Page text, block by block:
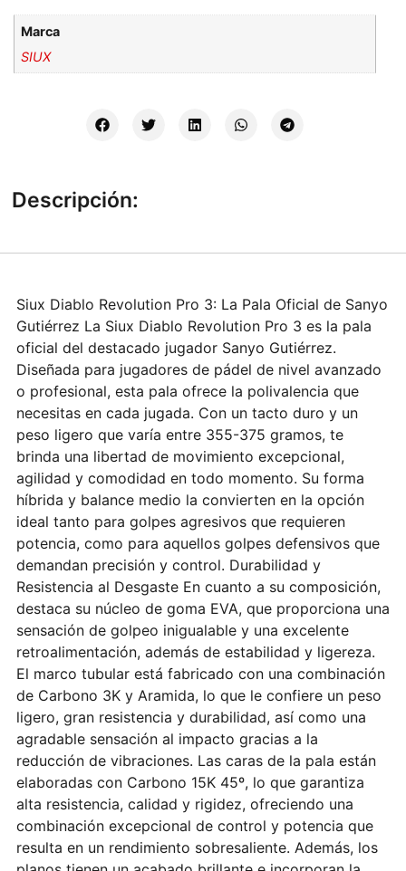
Marca
SIUX
Descripción:
Siux Diablo Revolution Pro 3: La Pala Oficial de Sanyo
Gutiérrez La Siux Diablo Revolution Pro 3 es la pala
oficial del destacado jugador Sanyo Gutiérrez.
Diseñada para jugadores de pádel de nivel avanzado
o profesional, esta pala ofrece la polivalencia que
necesitas en cada jugada. Con un tacto duro y un
peso ligero que varía entre 355-375 gramos, te
brinda una libertad de movimiento excepcional,
agilidad y comodidad en todo momento. Su forma
híbrida y balance medio la convierten en la opción
ideal tanto para golpes agresivos que requieren
potencia, como para aquellos golpes defensivos que
demandan precisión y control. Durabilidad y
Resistencia al Desgaste En cuanto a su composición,
destaca su núcleo de goma EVA, que proporciona una
sensación de golpeo inigualable y una excelente
retroalimentación, además de estabilidad y ligereza.
El marco tubular está fabricado con una combinación
de Carbono 3K y Aramida, lo que le confiere un peso
ligero, gran resistencia y durabilidad, así como una
agradable sensación al impacto gracias a la
reducción de vibraciones. Las caras de la pala están
elaboradas con Carbono 15K 45º, lo que garantiza
alta resistencia, calidad y rigidez, ofreciendo una
combinación excepcional de control y potencia que
resulta en un rendimiento sobresaliente. Además, los